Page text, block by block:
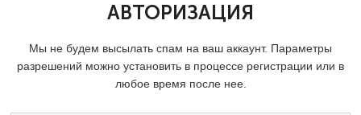
АВТОРИЗАЦИЯ
Мы не будем высылать спам на ваш аккаунт. Параметры
разрешений можно установить в процессе регистрации или в
любое время после нее.